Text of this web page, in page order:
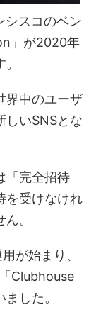
シスコのベン
」が2020年
界中のユーザ
しいSNSとな
「完全招待
を受けなけれ
。
が始まり、
Clubhouse
した。